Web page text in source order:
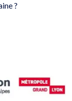
?
!